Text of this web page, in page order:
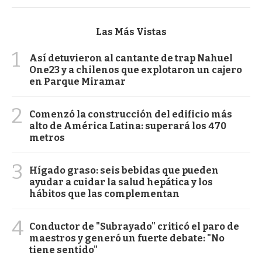
Las Más Vistas
1
Así detuvieron al cantante de trap Nahuel
One23 y a chilenos que explotaron un cajero
en Parque Miramar
2
Comenzó la construcción del edificio más
alto de América Latina: superará los 470
metros
3
Hígado graso: seis bebidas que pueden
ayudar a cuidar la salud hepática y los
hábitos que las complementan
4 Conductor de "Subrayado" criticó el paro de
maestros y generó un fuerte debate: "No
tiene sentido"